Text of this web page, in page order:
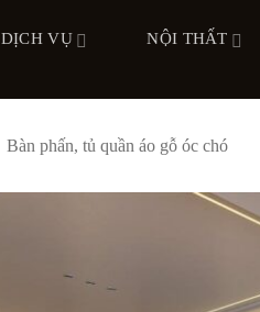
DỊCH VỤ
NỘI THẤT
Bàn phấn, tủ quần áo gỗ óc chó